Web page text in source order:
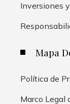
Inversiones
Mapa
Política de
Marco Legal